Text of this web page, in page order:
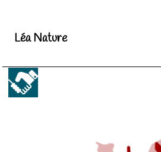
Léa Nature